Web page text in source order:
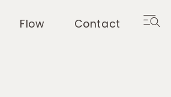
Flow Contact